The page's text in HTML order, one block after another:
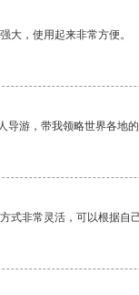
大，使用起来非常方便。
导游，带我领略世界各地的
式非常灵活，可以根据自